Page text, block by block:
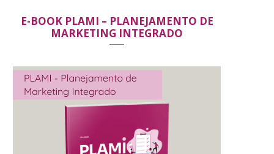
E-BOOK PLAMI – PLANEJAMENTO DE
MARKETING INTEGRADO